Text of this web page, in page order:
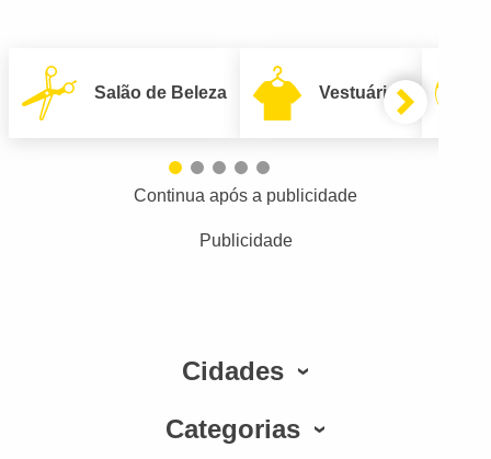
Salão de Beleza Vestuário
Continua após a publicidade
Publicidade
Cidades
Categorias